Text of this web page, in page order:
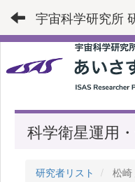
宇宙科学研究所
科学衛星運用
研究者リスト 松崎